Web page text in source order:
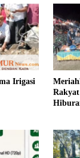
Irigasi